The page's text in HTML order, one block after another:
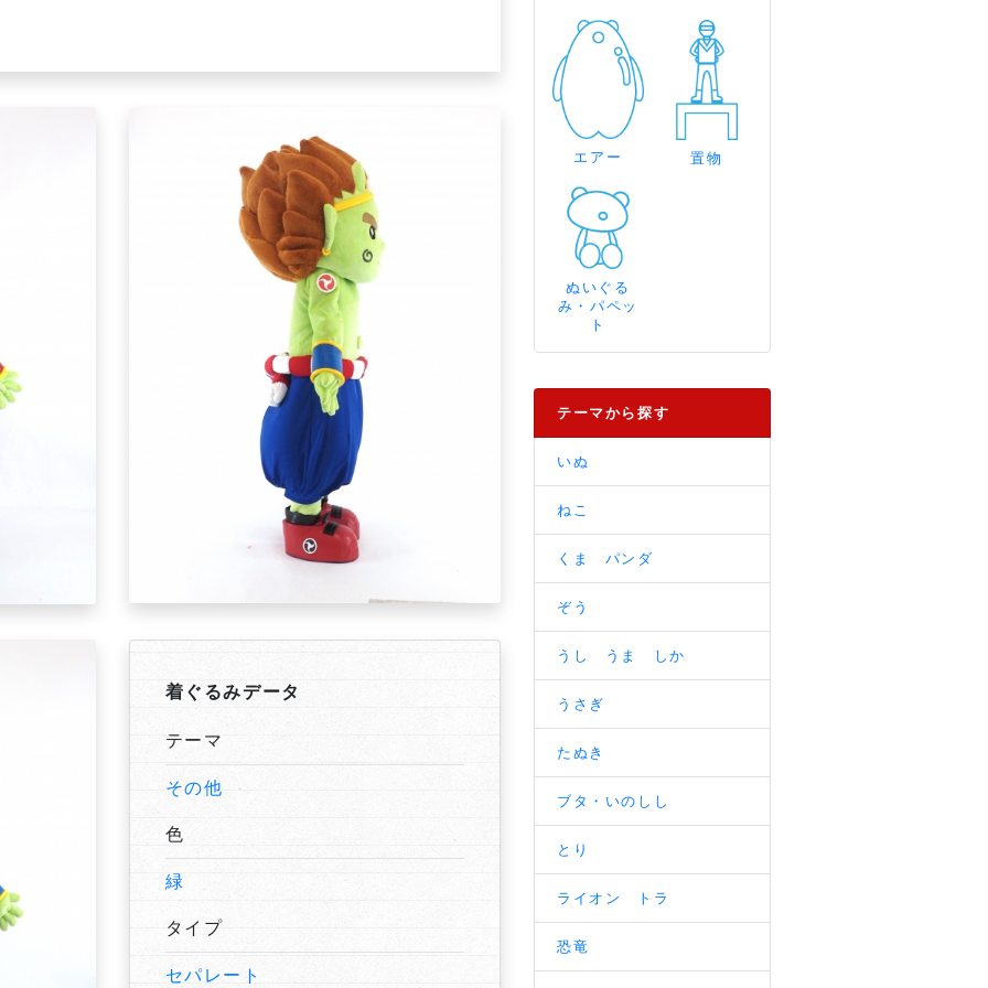
着ぐるみデータ
テーマ
その他
色
緑
タイプ
セパレート
エアー 置物
ぬいぐる
み・パペッ
ト
テーマから探す
いぬ
ねこ
くま パンダ
ぞう
うし うま しか
うさぎ
たぬき
ブタ・いのしし
とり
ライオン トラ
恐竜